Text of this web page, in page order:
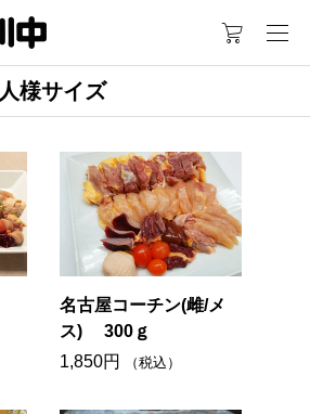
様サイズ
名古屋コーチン(雌/メ
ス) 300ｇ
1,850円 （税込）